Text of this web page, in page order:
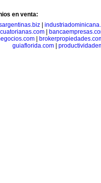
en venta:
|
guiaflorida.com